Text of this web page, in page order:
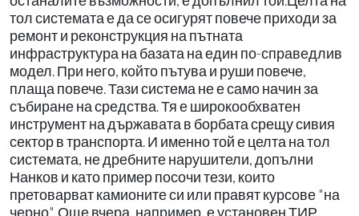
тол системата е да се осигурят повече приходи за
ремонт и реконструкция на пътната
инфраструктура на базата на един по-справедлив
модел. При него, който пътува и руши повече,
плаща повече. Тази система не е само начин за
събиране на средства. Тя е широкообхватен
инструмент на държавата в борбата срещу сивия
сектор в транспорта. И именно той е целта на тол
системата, не дребните нарушители, допълни
Нанков и като пример посочи тези, които
претоварват камионите си или правят курсове "на
черно". Още вчера, например, е установен ТИР,